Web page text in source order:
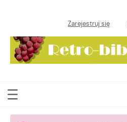
Zarejestruj się